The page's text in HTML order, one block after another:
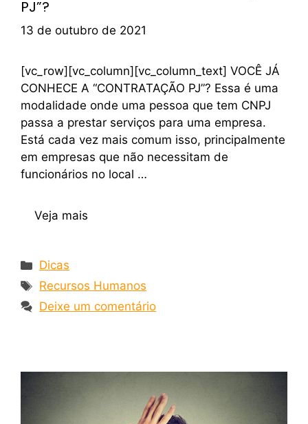
PJ”?
13 de outubro de 2021
[vc_row][vc_column][vc_column_text] VOCÊ JÁ
CONHECE A “CONTRATAÇÃO PJ”? Essa é uma
modalidade onde uma pessoa que tem CNPJ
passa a prestar serviços para uma empresa.
Está cada vez mais comum isso, principalmente
em empresas que não necessitam de
funcionários no local …
Veja mais
Dicas
Recursos Humanos
Deixe um comentário